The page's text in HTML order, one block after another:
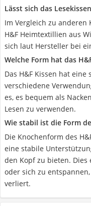
Lässt sich das
Im Vergleich zu anderen
H&F Heimtextillien aus
sich laut Hersteller bei
Welche Form hat das
Das H&F Kissen hat
verschiedene
es, es bequem als
Lesen zu verwenden.
Wie stabil ist die Form
Die Knochenform des
eine stabile
den Kopf zu bieten. Dies
oder sich zu
verliert.